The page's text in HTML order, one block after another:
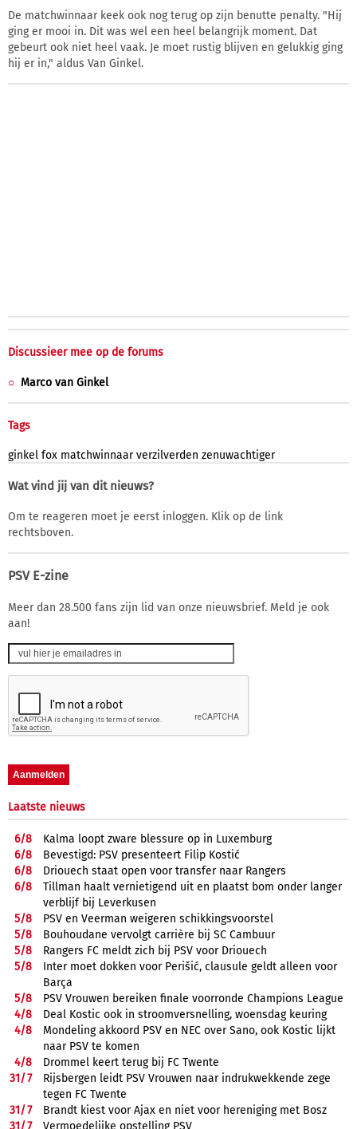
De matchwinnaar keek ook nog terug op zijn benutte penalty. "Hij
ging er mooi in. Dit was wel een heel belangrijk moment. Dat
gebeurt ook niet heel vaak. Je moet rustig blijven en gelukkig ging
hij er in," aldus Van Ginkel.
Discussieer mee op de forums
Marco van Ginkel
Tags
ginkel fox matchwinnaar verzilverden zenuwachtiger
Wat vind jij van dit nieuws?
Om te reageren moet je eerst inloggen. Klik op de link
rechtsboven.
PSV E-zine
Meer dan 28.500 fans zijn lid van onze nieuwsbrief. Meld je ook
aan!
Laatste nieuws
6/8
Kalma loopt zware blessure op in Luxemburg
6/8
Bevestigd: PSV presenteert Filip Kostić
6/8
Driouech staat open voor transfer naar Rangers
6/8
Tillman haalt vernietigend uit en plaatst bom onder langer
verblijf bij Leverkusen
5/8
PSV en Veerman weigeren schikkingsvoorstel
5/8
Bouhoudane vervolgt carrière bij SC Cambuur
5/8
Rangers FC meldt zich bij PSV voor Driouech
5/8
Inter moet dokken voor Perišić, clausule geldt alleen voor
Barça
5/8
PSV Vrouwen bereiken finale voorronde Champions League
4/8
Deal Kostic ook in stroomversnelling, woensdag keuring
4/8
Mondeling akkoord PSV en NEC over Sano, ook Kostic lijkt
naar PSV te komen
4/8
Drommel keert terug bij FC Twente
31/7
Rijsbergen leidt PSV Vrouwen naar indrukwekkende zege
tegen FC Twente
31/7
Brandt kiest voor Ajax en niet voor hereniging met Bosz
31/7
Vermoedelijke opstelling PSV